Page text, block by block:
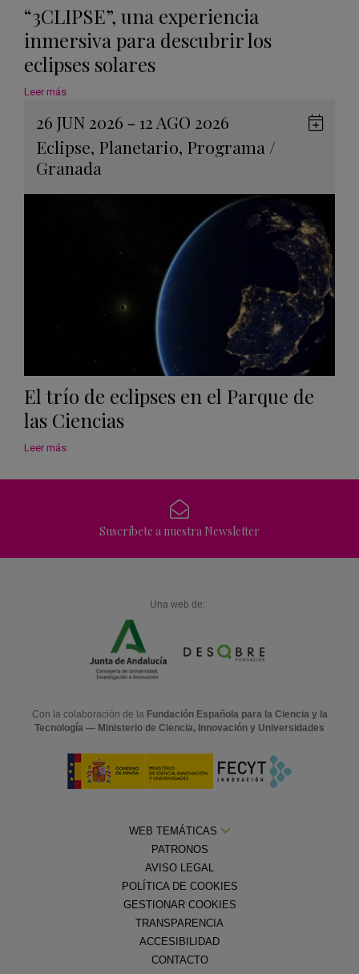
“3CLIPSE”, una experiencia
inmersiva para descubrir los
eclipses solares
Leer más
26 JUN 2026 - 12 AGO 2026
Eclipse, Planetario, Programa /
Granada
El trío de eclipses en el Parque de
las Ciencias
Leer más
Suscríbete a nuestra Newsletter
Una web de:
Con la colaboración de la Fundación Española para la Ciencia y la
Tecnología — Ministerio de Ciencia, Innovación y Universidades
WEB TEMÁTICAS
PATRONOS
AVISO LEGAL
POLÍTICA DE COOKIES
GESTIONAR COOKIES
TRANSPARENCIA
ACCESIBILIDAD
CONTACTO